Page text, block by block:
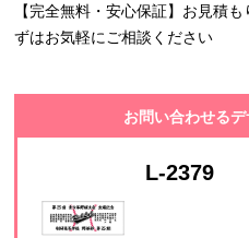
【完全無料・安心保証】お見積
ずはお気軽にご相談ください
お問い合わせる
L-2379